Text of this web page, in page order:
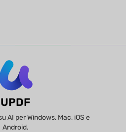
UPDF
AI per Windows, Mac, iOS e
Android.